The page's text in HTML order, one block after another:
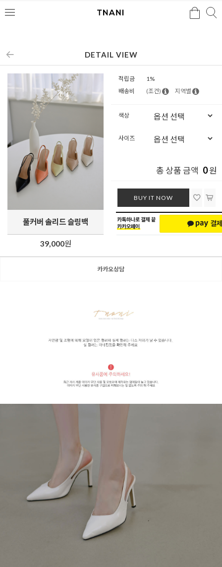
메
검색
DETAIL VIEW
풀커버 솔리드 슬링백
39,000원
적립금
1%
배송비
(조건) 지역별
색상
사이즈
총 상품 금액 0원
BUY IT NOW
카카오상담